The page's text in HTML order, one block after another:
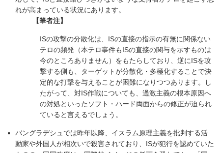
れが高まっている状況にあります。
【筆者注】
ISの攻撃の分散化は、ISの直接の指示の有無に関係ない
テロの頻発（本テロ事件もISの直接の関与を示すものは
今のところありません）をもたらしており、逆にISを攻
撃する側も、ターゲットが分散化・多極化することで決
定的な打撃を与えることが困難になりつつあります。し
たがって、対IS作戦についても、過激主義の根本原因へ
の対処といったソフト・ハード両面からの修正が迫られ
ていると言えるでしょう。
バングラデシュでは昨年以降、イスラム原理主義を批判する活
動家や外国人が相次いで殺害されており、ISが犯行を認めていた